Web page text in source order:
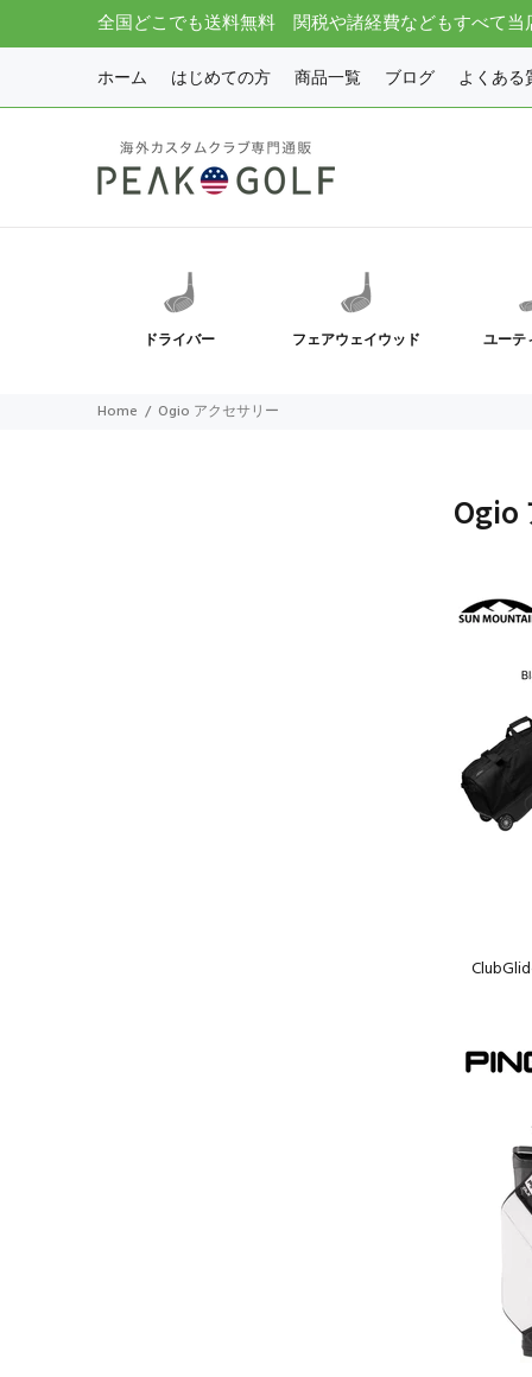
全国どこでも送料無料 関税や諸経費などもすべて当
ホーム はじめての方 商品一覧 ブログ よくある
ドライバー フェアウェイウッド ユーテ
Home Ogio アクセサリー
Ogio